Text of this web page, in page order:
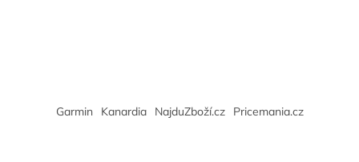
Garmin Kanardia NajduZboží.cz Pricemania.cz